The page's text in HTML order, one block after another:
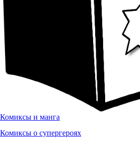
Комиксы и манга
Комиксы о супергероях